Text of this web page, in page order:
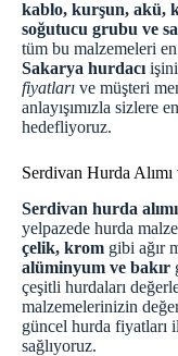
kablo, kurşun, akü,
soğutucu grubu ve
tüm bu malzemeleri
Sakarya hurdacı
fiyatları ve müşteri
anlayışımızla sizlere
hedefliyoruz.
Serdivan Hurda
Serdivan hurda alımı
yelpazede hurda
çelik, krom gibi ağır
alüminyum ve bakır
çeşitli hurdaları
malzemelerinizin
güncel hurda fiyatları
sağlıyoruz.